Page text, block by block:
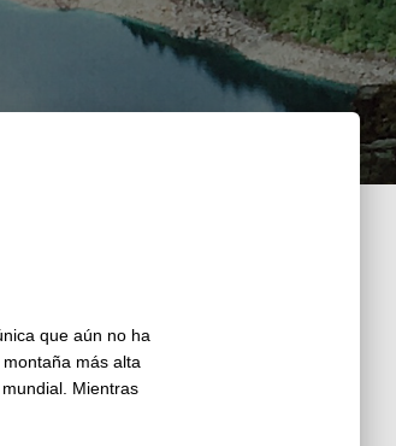
que aún no ha
más alta
Mientras